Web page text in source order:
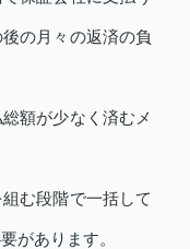
の月々の返済の負
額が少なく済むメ
む段階で一括して
があります。